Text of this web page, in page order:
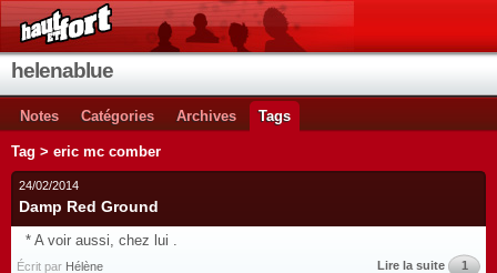
helenablue
Notes Catégories Archives Tags
Tag > eric mc comber
24/02/2014
Damp Red Ground
* A voir aussi, chez lui .
Écrit par Hélène Lire la suite 1